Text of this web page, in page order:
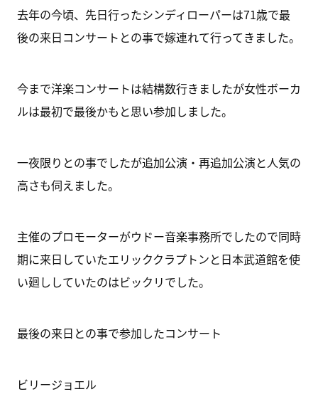
去年の今頃、先日行ったシンディローパーは71歳で最
後の来日コンサートとの事で嫁連れて行ってきました。
今まで洋楽コンサートは結構数行きましたが女性ボーカ
ルは最初で最後かもと思い参加しました。
一夜限りとの事でしたが追加公演・再追加公演と人気の
高さも伺えました。
主催のプロモーターがウドー音楽事務所でしたので同時
期に来日していたエリッククラプトンと日本武道館を使
い廻ししていたのはビックリでした。
最後の来日との事で参加したコンサート
ビリージョエル